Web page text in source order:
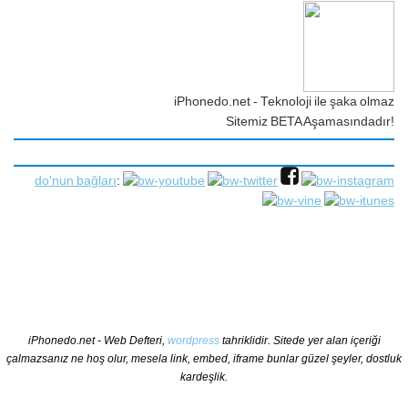
iPhonedo.net - Teknoloji ile şaka olmaz
Sitemiz BETA Aşamasındadır!
do'nun bağları:
iPhonedo.net - Web Defteri, wordpresstahriklidir. Sitede yer alan içeriği
çalmazsanız ne hoş olur, mesela link, embed, iframe bunlar güzel şeyler, dostluk
kardeşlik.